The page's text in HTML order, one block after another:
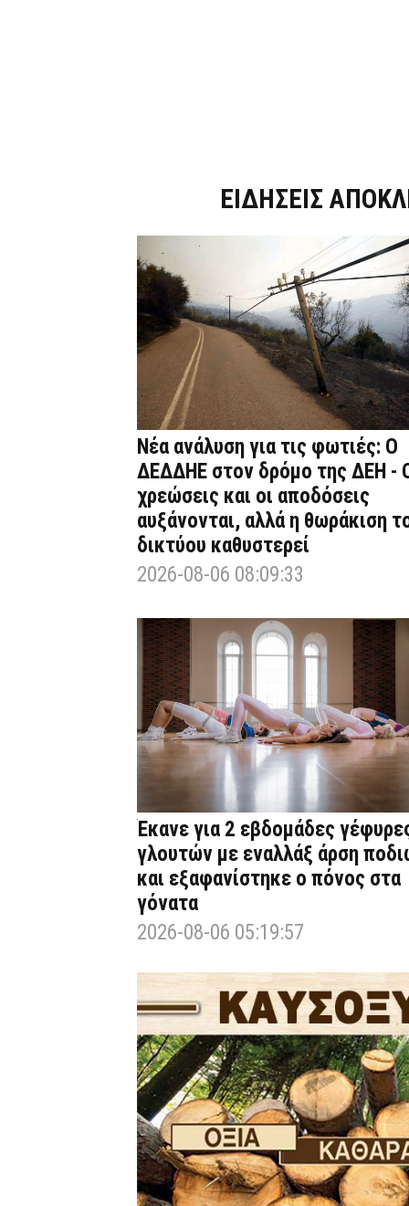
ΕΙΔΗΣΕΙΣ
Νέα ανάλυση για τις φωτιές: Ο
ΔΕΔΔΗΕ στον δρόμο της ΔΕΗ -
χρεώσεις και οι αποδόσεις
αυξάνονται, αλλά η θωράκιση
δικτύου καθυστερεί
2026-08-06 08:09:33
Έκανε για 2 εβδομάδες
γλουτών με εναλλάξ άρση
και εξαφανίστηκε ο πόνος στα
γόνατα
2026-08-06 05:19:57